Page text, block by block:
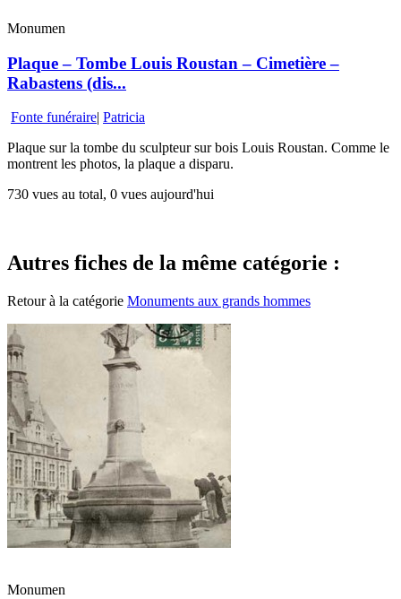
Monumen
Plaque – Tombe Louis Roustan – Cimetière –
Rabastens (dis...
Fonte funéraire| Patricia
Plaque sur la tombe du sculpteur sur bois Louis Roustan. Comme le
montrent les photos, la plaque a disparu.
730 vues au total, 0 vues aujourd'hui
Autres fiches de la même catégorie :
Retour à la catégorie Monuments aux grands hommes
Monumen